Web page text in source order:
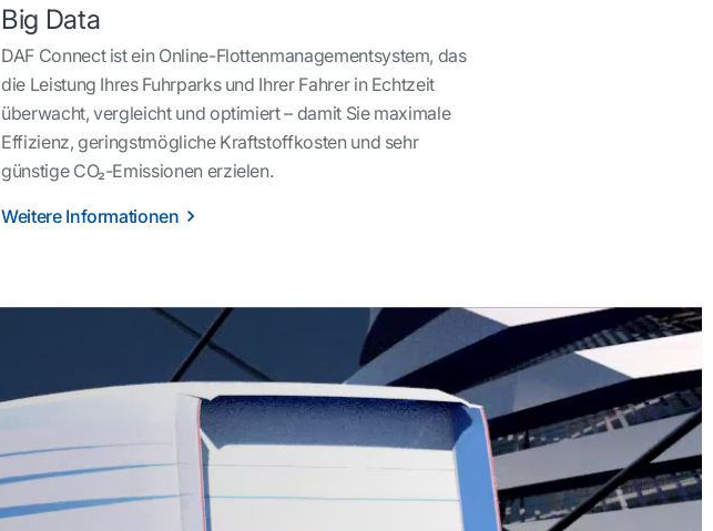
Big Data
DAF Connect ist ein Online-Flottenmanagementsystem, das
die Leistung Ihres Fuhrparks und Ihrer Fahrer in Echtzeit
überwacht, vergleicht und optimiert – damit Sie maximale
Effizienz, geringstmögliche Kraftstoffkosten und sehr
günstige CO₂-Emissionen erzielen.
Weitere Informationen